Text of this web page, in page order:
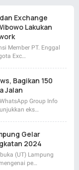
Exchange
Lakukan
Member PT. Enggal
Exc…
Bagikan 150
Jalan
Group Info
eks…
Gelar
2024
(UT) Lampung
pe…